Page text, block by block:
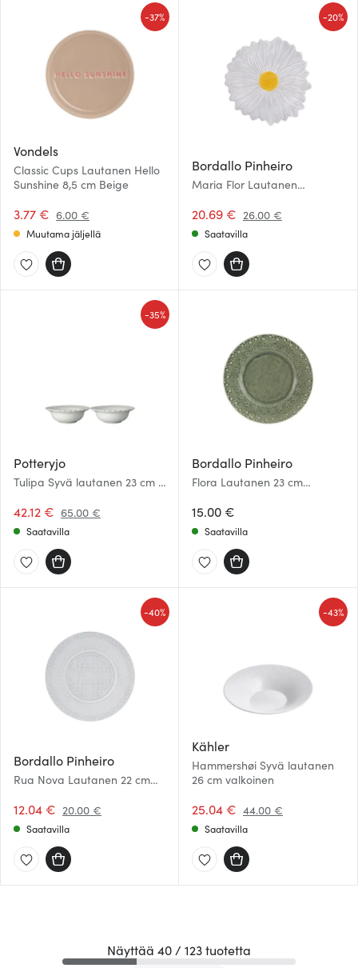
Vondels
Classic Cups Lautanen Hello
Sunshine 8,5 cm Beige
3.77 € 6.00 €
-37%
Muutama jäljellä
Bordallo Pinheiro
Maria Flor Lautanen
20.69 € 26.00 €
-20%
Saatavilla
Potteryjo
Tulipa Syvä lautanen 23 cm 2
42.12 € 65.00 €
-35%
Saatavilla
Bordallo Pinheiro
Flora Lautanen 23 cm
15.00 €
Saatavilla
Bordallo Pinheiro
Rua Nova Lautanen 22 cm
12.04 € 20.00 €
-40%
Saatavilla
Kähler
Hammershøi Syvä lautanen
26 cm valkoinen
25.04 € 44.00 €
-43%
Saatavilla
Näyttää 40 / 123 tuotetta